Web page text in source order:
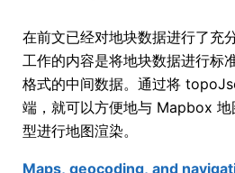
在前文已经对地块数据进行了充
工作的内容是将地块数据进行标
格式的中间数据。通过将
端，就可以方便地与 Mapbox
型进行地图渲染。
Maps, geocoding, and